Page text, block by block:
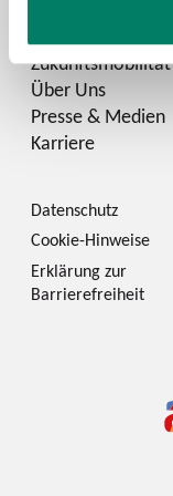
Zukunftsmobilität
Über Uns
Presse & Medien
Karriere
Datenschutz
Cookie-Hinweise
Erklärung zur
Barrierefreiheit